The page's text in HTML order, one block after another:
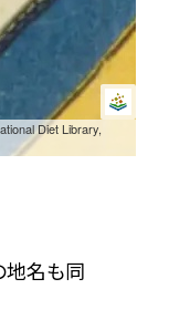
Diet Library,
地名も同